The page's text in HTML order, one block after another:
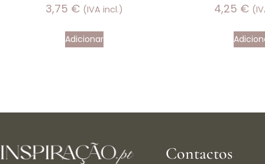
3,75 € (IVA incl.)
Adicionar
4,25 €
Contactos